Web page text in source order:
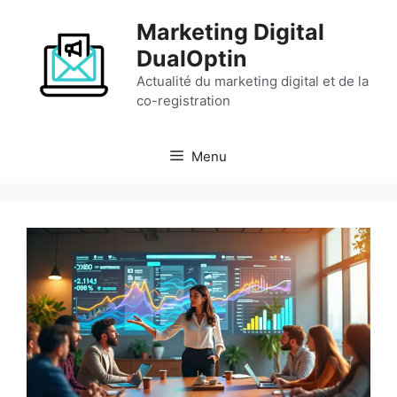
contenu
Marketing Digital
DualOptin
Actualité du marketing digital et de la
co-registration
Menu